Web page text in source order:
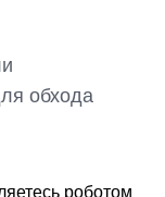
обхода
роботом